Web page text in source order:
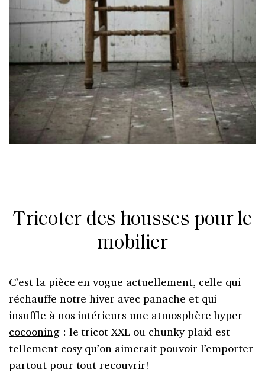
Tricoter des housses pour le
mobilier
C’est la pièce en vogue actuellement, celle qui
réchauffe notre hiver avec panache et qui
insuffle à nos intérieurs une atmosphère hyper
cocooning: le tricot XXL ou chunky plaid est
tellement cosy qu’on aimerait pouvoir l’emporter
partout pour tout recouvrir!